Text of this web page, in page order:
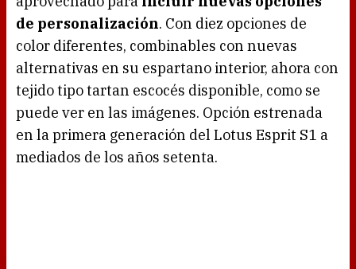
de personalización. Con diez opciones de
color diferentes, combinables con nuevas
alternativas en su espartano interior, ahora con
tejido tipo tartan escocés disponible, como se
puede ver en las imágenes. Opción estrenada
en la primera generación del Lotus Esprit S1 a
mediados de los años setenta.